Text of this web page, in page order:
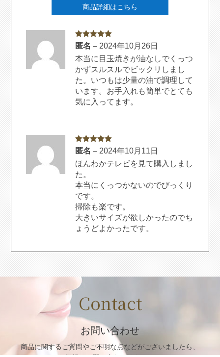
商品詳細はこちら
5段階中 5の
評価
匿名– 2024年10月26日
本当に目玉焼きが油なしでくっつ
かずスルスルでビックリしまし
た。いつもは少量の油で調理して
います。お手入れも簡単でとても
気に入ってます。
5段階中 5の
評価
匿名– 2024年10月11日
ほんわかテレビを見て購入しまし
た。
本当にくっつかないのでびっくり
です。
掃除も楽です。
大きいサイズが欲しかったのでち
ょうどよかったです。
Contact
お問い合わせ
商品に関するご質問やご不明な点などがございましたら、